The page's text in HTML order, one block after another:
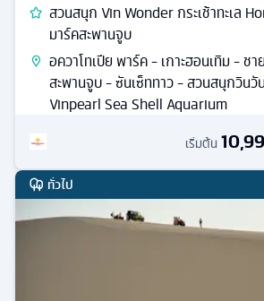
สวนสนุก Vin Wonder กระเช้าทะเล
มาร์คสะพานจูบ
อควาโทเปีย พาร์ค - เกาะฮอนเทิม - ช
สะพานจูบ - ซันเซ็ททาว - สวนสนุกวิน
Vinpearl Sea Shell Aquarium
เริ่มต้น
ทั่วไป